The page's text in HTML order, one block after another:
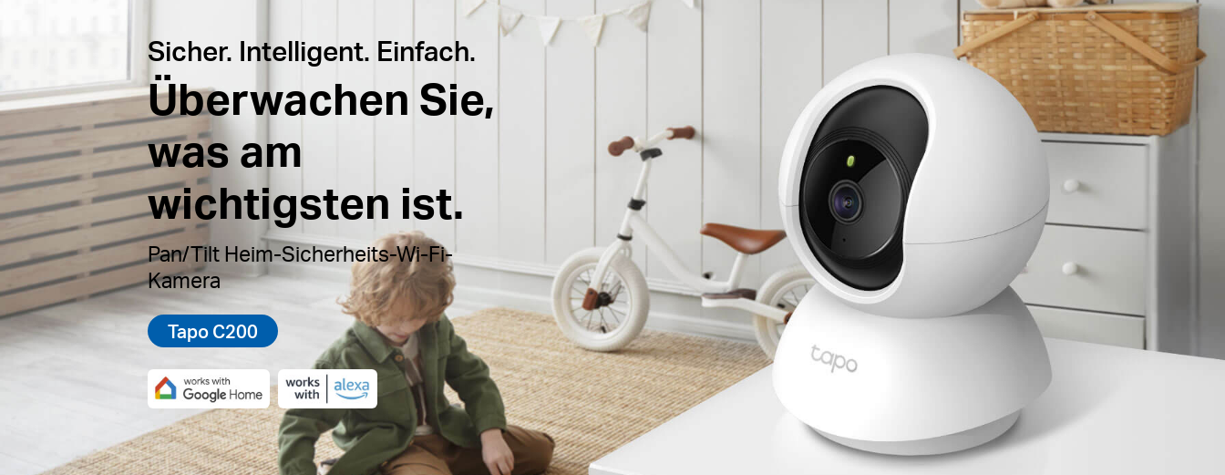
Sicher. Intelligent. Einfach.
Überwachen Sie,
was am
wichtigsten ist.
Pan/Tilt Heim-Sicherheits-Wi-Fi-
Kamera
Tapo C200